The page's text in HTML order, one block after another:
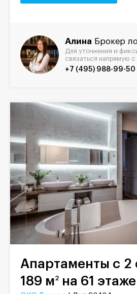
Алина Брокер
Для уточнения и
связаться напрямую
+7 (495) 988-99-50
Апартаменты с 2
189 м2 на 61 этаже